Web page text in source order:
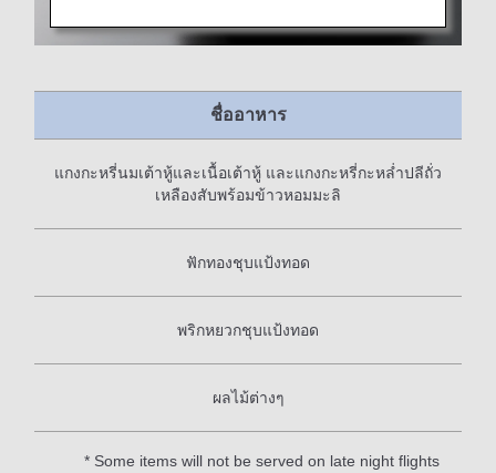
ชื่ออาหาร
แกงกะหรี่นมเต้าหู้และเนื้อเต้าหู้ และแกงกะหรี่กะหล่ำปลีถั่ว
เหลืองสับพร้อมข้าวหอมมะลิ
ฟักทองชุบแป้งทอด
พริกหยวกชุบแป้งทอด
ผลไม้ต่างๆ
* Some items will not be served on late night flights